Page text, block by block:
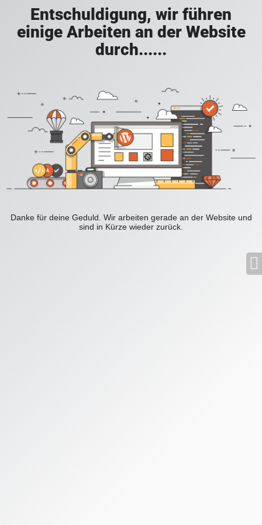
Entschuldigung, wir führen
einige Arbeiten an der Website
durch......
Danke für deine Geduld. Wir arbeiten gerade an der Website und
sind in Kürze wieder zurück.